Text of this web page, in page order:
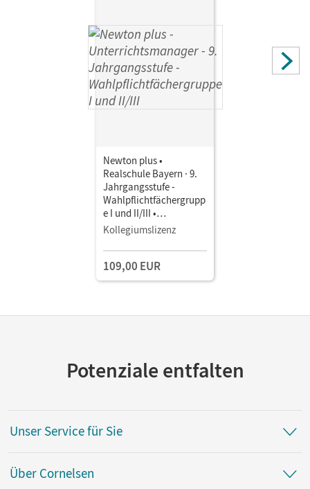
Newton plus •
Realschule Bayern · 9.
Jahrgangsstufe -
Wahlpflichtfächergrupp
e I und II/III •
Unterrichtsmanager E-
Book mit
Lehrkräftematerialien
und Planungstools
Kollegiumslizenz
109,00 EUR
Potenziale entfalten
Unser Service für Sie
Über Cornelsen